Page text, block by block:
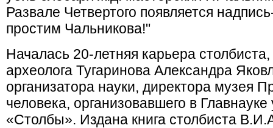
Развале Четвертого появляется
простим Чальникова!"
Началась 20-летняя карьера
археолога Тугаринова Александра
организатора науки, директора музея
человека, организовавшего в
«Столбы». Издана книга столбиста